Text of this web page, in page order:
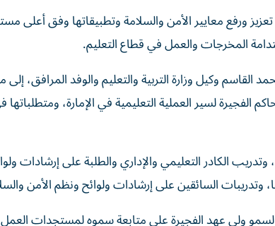
ورفع معايير الأمن والسلامة وتطبيقاتها وفق أعلى
المخرجات والعمل في قطاع التعليم.
القاسم وكيل وزارة التربية والتعليم والوفد المرافق،
لسير العملية التعليمية في الإمارة،
الكادر التعليمي والإداري والطلبة على إرشادات
السائقين على إرشادات ولوائح ونظم الأمن
لسمو ولي عهد الفجيرة على متابعة سموه لمستجدات